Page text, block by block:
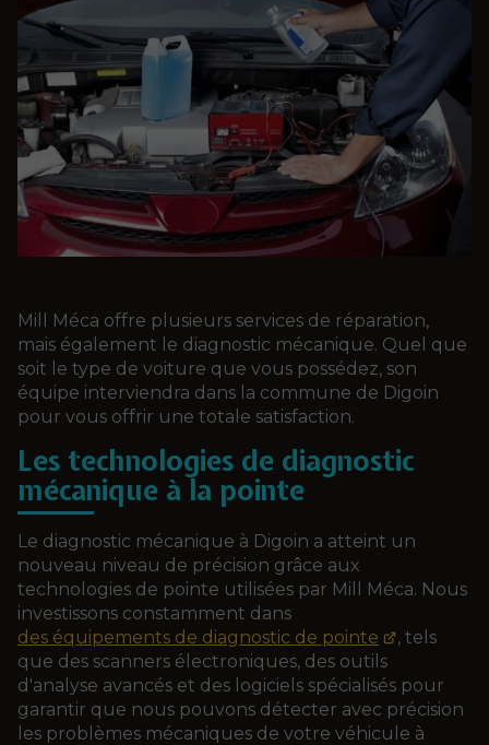
Mill Méca offre plusieurs services de réparation,
mais également le diagnostic mécanique. Quel que
soit le type de voiture que vous possédez, son
équipe interviendra dans la commune de Digoin
pour vous offrir une totale satisfaction.
Les technologies de diagnostic
mécanique à la pointe
Le diagnostic mécanique à Digoin a atteint un
nouveau niveau de précision grâce aux
technologies de pointe utilisées par Mill Méca. Nous
investissons constamment dans
des équipements de diagnostic de pointe
, tels
que des scanners électroniques, des outils
d'analyse avancés et des logiciels spécialisés pour
garantir que nous pouvons détecter avec précision
les problèmes mécaniques de votre véhicule à